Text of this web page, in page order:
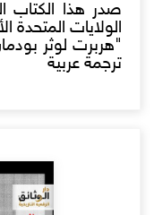
صدر هذا الكتاب
"هربرت لوثر
ترجمة عربية